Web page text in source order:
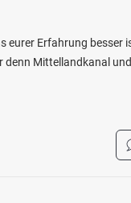
eurer Erfahrung besser
denn Mittellandkanal